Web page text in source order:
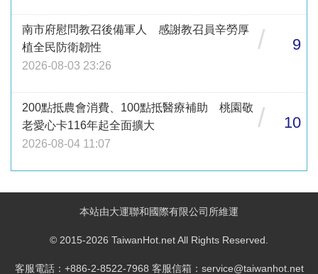
南市府慰問教召後備軍人 感謝教召員辛勞厚
植全民防衛韌性
2026-08-03 23:26
/ 9
200點抵農會消費、100點抵醫療補助 桃園敬
老愛心卡116年起全面擴大
2026-08-04 11:07
/ 10
本站由大運聯和國際有限公司所維運
© 2015-2026 TaiwanHot.net All Rights Reserved.
客服電話：+886-2-8522-7968 客服信箱：service@taiwanhot.net